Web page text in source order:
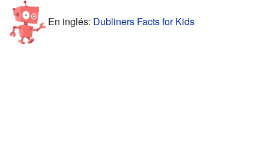
En inglés: Dubliners Facts for Kids